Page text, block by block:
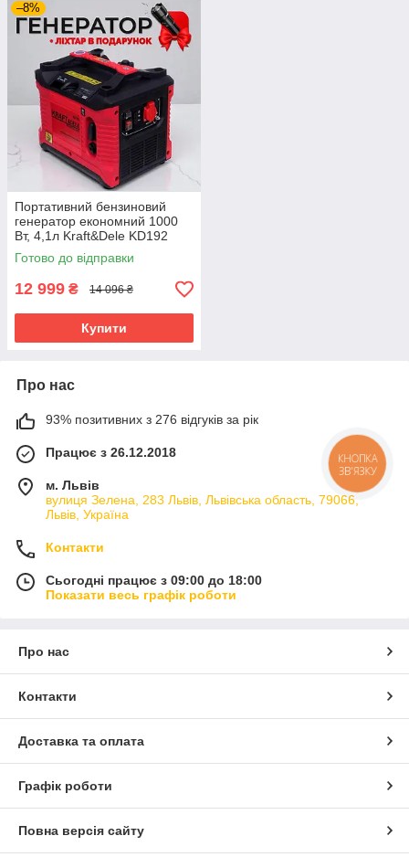
–8%
Портативний бензиновий
генератор економний 1000
Вт, 4,1л Kraft&Dele KD192
бензогенератор для будинку
Готово до відправки
12 999 ₴ 14 096 ₴
Купити
Про нас
93% позитивних з 276 відгуків за рік
Працює з 26.12.2018
м. Львів
вулиця Зелена, 283 Львів, Львівська область, 79066,
Львів, Україна
Контакти
Сьогодні працює з 09:00 до 18:00
Показати весь графік роботи
Про нас
Контакти
Доставка та оплата
Графік роботи
Повна версія сайту
КНОПКА
ЗВ'ЯЗКУ